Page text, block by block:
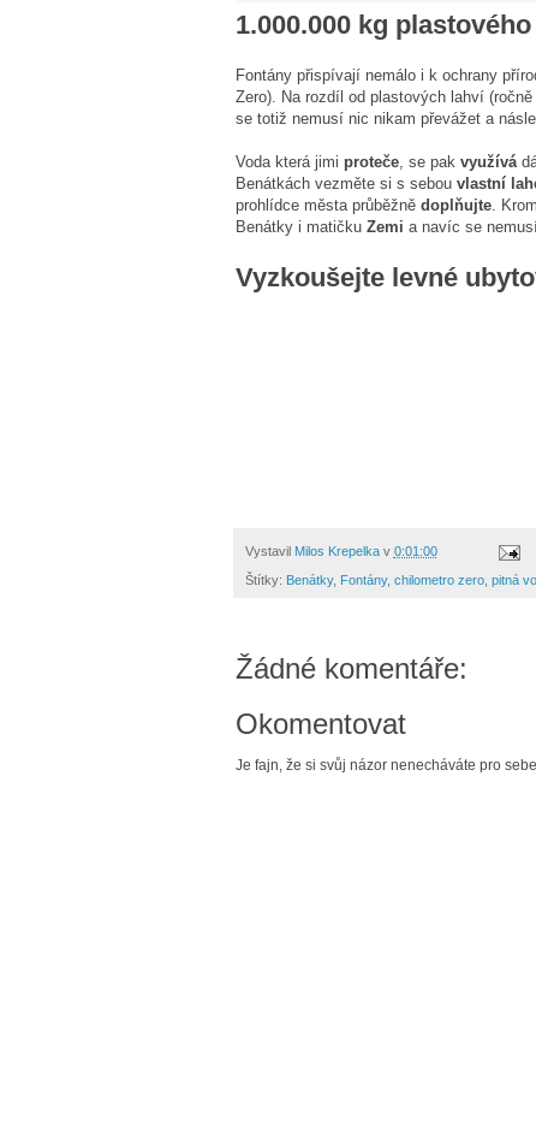
1.000.000 kg
Fontány přispívají nemálo i k ochrany
Zero). Na rozdíl od plastových lahví
se totiž nemusí nic nikam převážet a
Voda která jimi proteče, se pak využívá
Benátkách vezměte si s sebou vlastní
prohlídce města průběžně doplňujte.
Benátky i matičku Zemi a navíc se
Vyzkoušejte levné
Vystavil Milos Krepelka v 0:01:00
Štítky: Benátky, Fontány, chilometro zero, pitná
Žádné komentáře:
Okomentovat
Je fajn, že si svůj názor nenecháváte pro